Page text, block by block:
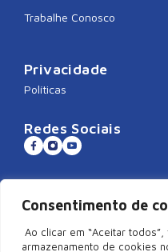
Consentimento de
Ao clicar em “Aceitar
armazenamento de cookies
Trabalhe Conosco
Privacidade
Políticas
Redes Sociais